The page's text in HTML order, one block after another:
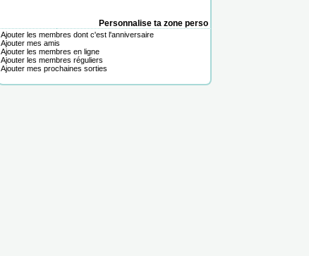
Personnalise ta zone perso
Ajouter les membres dont c'est l'anniversaire
Ajouter mes amis
Ajouter les membres en ligne
Ajouter les membres réguliers
Ajouter mes prochaines sorties